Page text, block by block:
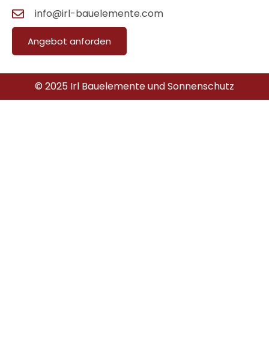
info@irl-bauelemente.com
Angebot anforden
© 2025 Irl Bauelemente und Sonnenschutz